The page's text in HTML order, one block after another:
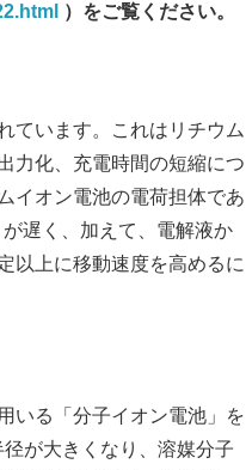
）をご覧ください。
ています。これはリチウム
力化、充電時間の短縮につ
イオン電池の電荷担体であ
遅く、加えて、電解液か
以上に移動速度を高めるに
いる「分子イオン電池」を
が大きくなり、溶媒分子